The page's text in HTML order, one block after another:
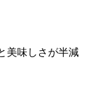
美味しさが半減